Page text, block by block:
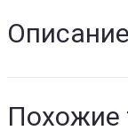
Описание
Похожие